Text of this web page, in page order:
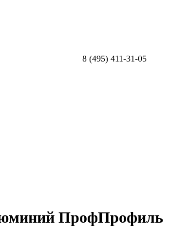
8 (495) 411-31-05
ПрофПрофиль